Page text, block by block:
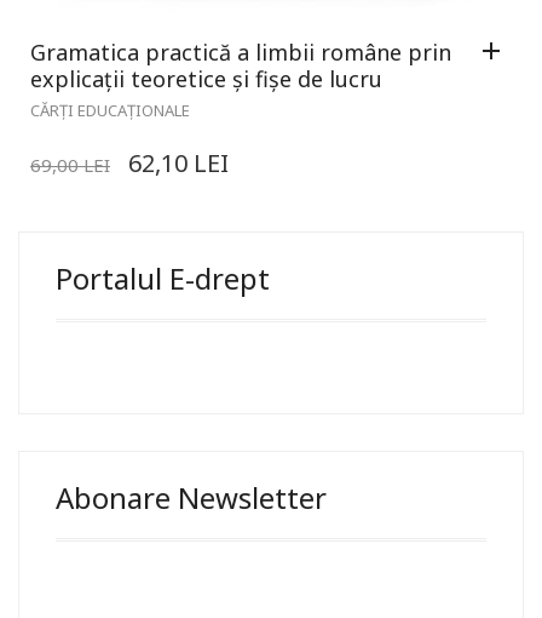
Gramatica practică a limbii române prin
explicații teoretice și fișe de lucru
CĂRȚI EDUCAȚIONALE
69,00LEI 62,10 LEI
Portalul E-drept
Abonare Newsletter